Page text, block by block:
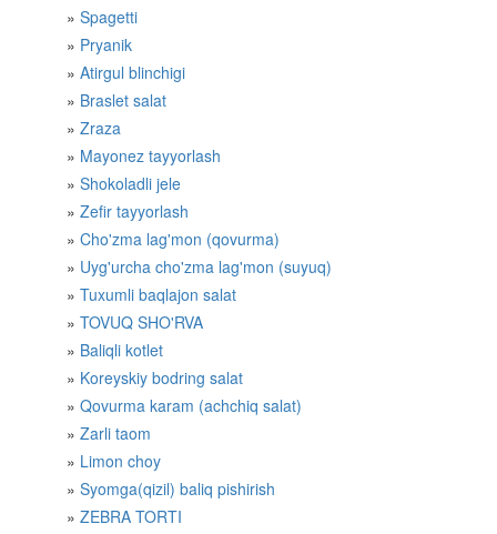
Spagetti
Pryanik
Atirgul blinchigi
Braslet salat
Zraza
Mayonez tayyorlash
Shokoladli jele
Zefir tayyorlash
Cho'zma lag'mon (qovurma)
Uyg'urcha cho'zma lag'mon (suyuq)
Tuxumli baqlajon salat
TOVUQ SHO'RVA
Baliqli kotlet
Koreyskiy bodring salat
Qovurma karam (achchiq salat)
Zarli taom
Limon choy
Syomga(qizil) baliq pishirish
ZEBRA TORTI